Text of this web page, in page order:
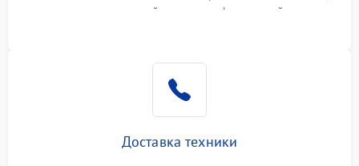
или оставить свой номер телефона на сайте
Доставка техники